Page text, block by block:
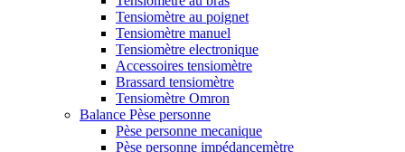
Tensiomètre au poignet
Tensiomètre manuel
Tensiomètre electronique
Accessoires tensiomètre
Brassard tensiomètre
Tensiomètre Omron
Balance Pèse personne
Pèse personne mecanique
Pèse personne impédancemètre